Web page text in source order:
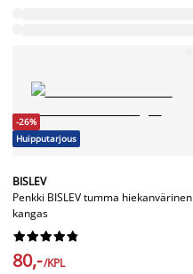
-26%
Huipputarjous
BISLEV
Penkki BISLEV tumma hiekanvärinen
kangas






80,-/KPL